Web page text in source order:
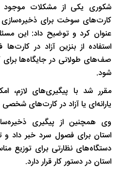
شکوری یکی از مشکلات موجود
کارت‌های سوخت برای ذخیره‌سازی
عنوان کرد و توضیح داد: این
استفاده از بنزین آزاد در
صف‌های طولانی در جایگاه‌ها
شود.
مقرر شد با پیگیری‌های لازم،
یارانه‌ای یا آزاد در کارت‌های
وی همچنین از پیگیری
استان برای فصول سرد خبر داد و
دستگاه‌های نظارتی برای توزیع
استان در دستور کار قرار دارد.